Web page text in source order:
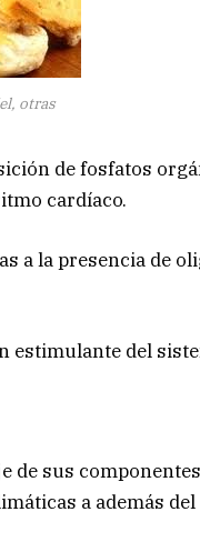
otras
de fosfatos
cardíaco.
a la presencia de
estimulante del
de sus
a además